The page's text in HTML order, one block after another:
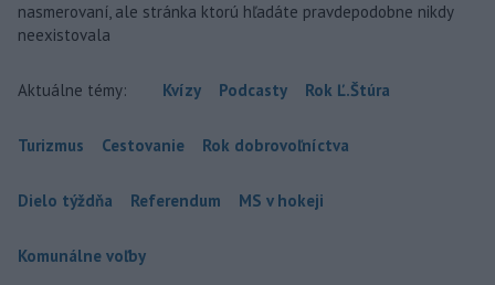
nasmerovaní, ale stránka ktorú hľadáte pravdepodobne nikdy
neexistovala
Aktuálne témy: Kvízy Podcasty Rok Ľ.Štúra
Turizmus Cestovanie Rok dobrovoľníctva
Dielo týždňa Referendum MS v hokeji
Komunálne voľby